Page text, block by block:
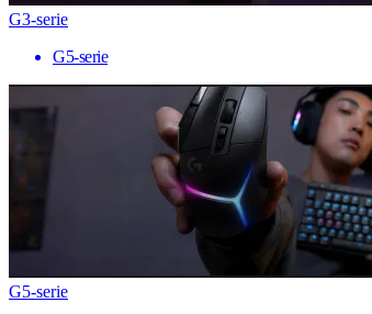
G3-serie
G5-serie
G5-serie